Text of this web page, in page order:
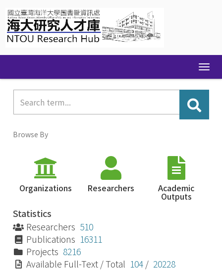
navigation
Browse By
Organizations Researchers Academic
Outputs
Statistics
Researchers 510
Publications 16311
Projects 8216
Available Full-Text / Total 104 / 20228